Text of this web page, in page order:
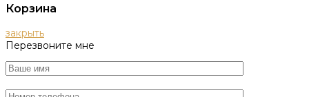
Корзина
закрыть
Перезвоните мне